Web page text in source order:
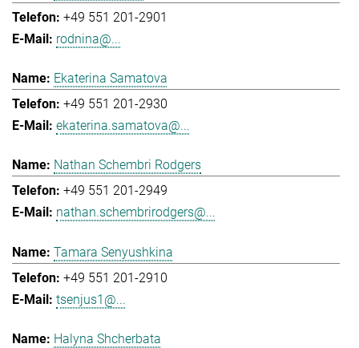
+49 551 201-2901
rodnina@...
Ekaterina Samatova
+49 551 201-2930
ekaterina.samatova@...
Nathan Schembri Rodgers
+49 551 201-2949
nathan.schembrirodgers@...
Tamara Senyushkina
+49 551 201-2910
tsenjus1@...
Halyna Shcherbata